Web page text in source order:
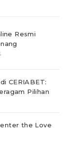
Resmi
CERIABET:
Pilihan
the Love